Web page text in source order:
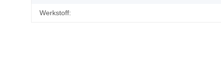
Werkstoff: